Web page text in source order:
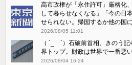
高市政権が「永住許可」厳格化
して暮らせなくなる」「今の日
せられない。帰国するか他の国
2026/08/05 11:01
（ ´_ゝ`）石破前首相、きのう
界トップ。財政は世界で一番悪い
2026/08/04 16:24